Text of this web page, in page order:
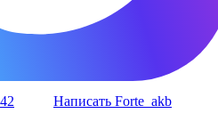
Написать Forte_akb